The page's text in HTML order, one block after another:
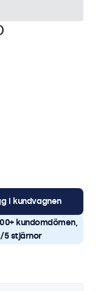
i kundvagnen
kundomdömen,
5 stjärnor